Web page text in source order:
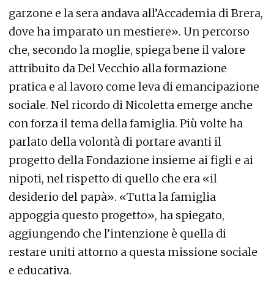
garzone e la sera andava all’Accademia di Brera,
dove ha imparato un mestiere». Un percorso
che, secondo la moglie, spiega bene il valore
attribuito da Del Vecchio alla formazione
pratica e al lavoro come leva di emancipazione
sociale. Nel ricordo di Nicoletta emerge anche
con forza il tema della famiglia. Più volte ha
parlato della volontà di portare avanti il
progetto della Fondazione insieme ai figli e ai
nipoti, nel rispetto di quello che era «il
desiderio del papà». «Tutta la famiglia
appoggia questo progetto», ha spiegato,
aggiungendo che l’intenzione è quella di
restare uniti attorno a questa missione sociale
e educativa.